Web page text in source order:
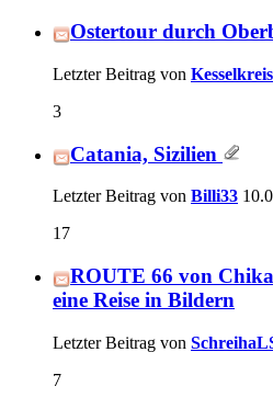
Ostertour durch
Letzter Beitrag von Kesselkreis
3
Catania, Sizilien
Letzter Beitrag von Billi33
17
ROUTE 66 von
eine Reise in Bildern
Letzter Beitrag von
7